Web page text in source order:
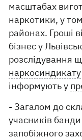
масштабах
наркотики, у
районах. Гроші
бізнес у
розслідування
наркосиндикату
інформують у
- Загалом до
учасників
запобіжного